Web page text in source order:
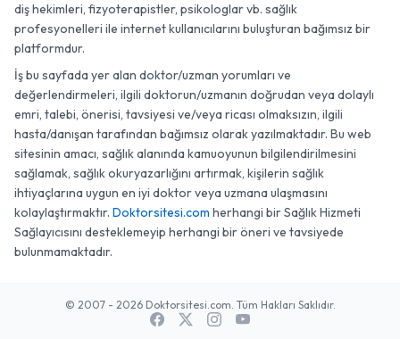
diş hekimleri, fizyoterapistler, psikologlar vb. sağlık
profesyonelleri ile internet kullanıcılarını buluşturan bağımsız bir
platformdur.
İş bu sayfada yer alan doktor/uzman yorumları ve
değerlendirmeleri, ilgili doktorun/uzmanın doğrudan veya dolaylı
emri, talebi, önerisi, tavsiyesi ve/veya ricası olmaksızın, ilgili
hasta/danışan tarafından bağımsız olarak yazılmaktadır. Bu web
sitesinin amacı, sağlık alanında kamuoyunun bilgilendirilmesini
sağlamak, sağlık okuryazarlığını artırmak, kişilerin sağlık
ihtiyaçlarına uygun en iyi doktor veya uzmana ulaşmasını
kolaylaştırmaktır. Doktorsitesi.com herhangi bir Sağlık Hizmeti
Sağlayıcısını desteklemeyip herhangi bir öneri ve tavsiyede
bulunmamaktadır.
© 2007 - 2026 Doktorsitesi.com. Tüm Hakları Saklıdır.